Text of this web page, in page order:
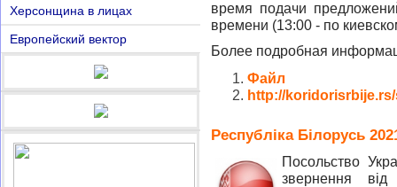
Херсонщина в лицах
Европейский вектор
время подачи
времени (13:00 - по
Более подробная
Файл
http://
Республіка Білорусь
Посольство
звернення від